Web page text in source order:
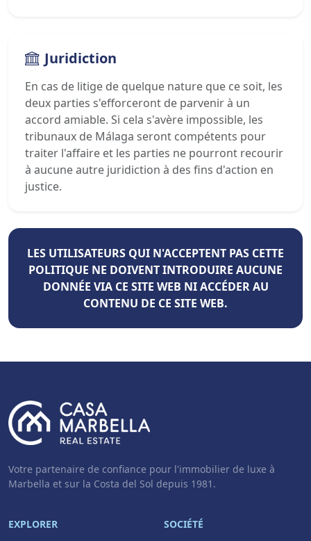
Juridiction
En cas de litige de quelque nature que ce soit, les
deux parties s'efforceront de parvenir à un
accord amiable. Si cela s'avère impossible, les
tribunaux de Málaga seront compétents pour
traiter l'affaire et les parties ne pourront recourir
à aucune autre juridiction à des fins d'action en
justice.
LES UTILISATEURS QUI N'ACCEPTENT PAS CETTE
POLITIQUE NE DOIVENT INTRODUIRE AUCUNE
DONNÉE VIA CE SITE WEB NI ACCÉDER AU
CONTENU DE CE SITE WEB.
Votre partenaire de confiance pour l'immobilier de luxe à
Marbella et sur la Costa del Sol depuis 1981.
EXPLORER
SOCIÉTÉ